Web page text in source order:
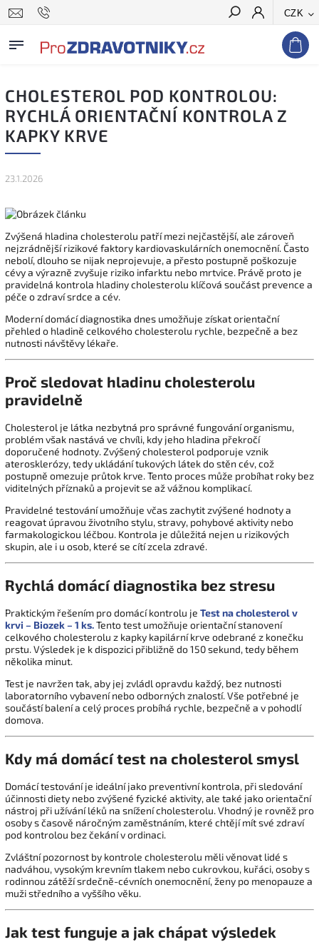
CZK
Hledat
CHOLESTEROL POD KONTROLOU:
RYCHLÁ ORIENTAČNÍ KONTROLA Z
KAPKY KRVE
23.1.2026
Zvýšená hladina cholesterolu patří mezi nejčastější, ale zároveň
nejzrádnější rizikové faktory kardiovaskulárních onemocnění. Často
nebolí, dlouho se nijak neprojevuje, a přesto postupně poškozuje
cévy a výrazně zvyšuje riziko infarktu nebo mrtvice. Právě proto je
pravidelná kontrola hladiny cholesterolu klíčová součást prevence a
péče o zdraví srdce a cév.
Moderní domácí diagnostika dnes umožňuje získat orientační
přehled o hladině celkového cholesterolu rychle, bezpečně a bez
nutnosti návštěvy lékaře.
Proč sledovat hladinu cholesterolu
pravidelně
Cholesterol je látka nezbytná pro správné fungování organismu,
problém však nastává ve chvíli, kdy jeho hladina překročí
doporučené hodnoty. Zvýšený cholesterol podporuje vznik
aterosklerózy, tedy ukládání tukových látek do stěn cév, což
postupně omezuje průtok krve. Tento proces může probíhat roky bez
viditelných příznaků a projevit se až vážnou komplikací.
Pravidelné testování umožňuje včas zachytit zvýšené hodnoty a
reagovat úpravou životního stylu, stravy, pohybové aktivity nebo
farmakologickou léčbou. Kontrola je důležitá nejen u rizikových
skupin, ale i u osob, které se cítí zcela zdravé.
Rychlá domácí diagnostika bez stresu
Praktickým řešením pro domácí kontrolu je Test na cholesterol v
krvi – Biozek – 1 ks.Tento test umožňuje orientační stanovení
celkového cholesterolu z kapky kapilární krve odebrané z konečku
prstu. Výsledek je k dispozici přibližně do 150 sekund, tedy během
několika minut.
Test je navržen tak, aby jej zvládl opravdu každý, bez nutnosti
laboratorního vybavení nebo odborných znalostí. Vše potřebné je
součástí balení a celý proces probíhá rychle, bezpečně a v pohodlí
domova.
Kdy má domácí test na cholesterol smysl
Domácí testování je ideální jako preventivní kontrola, při sledování
účinnosti diety nebo zvýšené fyzické aktivity, ale také jako orientační
nástroj při užívání léků na snížení cholesterolu. Vhodný je rovněž pro
osoby s časově náročným zaměstnáním, které chtějí mít své zdraví
pod kontrolou bez čekání v ordinaci.
Zvláštní pozornost by kontrole cholesterolu měli věnovat lidé s
nadváhou, vysokým krevním tlakem nebo cukrovkou, kuřáci, osoby s
rodinnou zátěží srdečně-cévních onemocnění, ženy po menopauze a
muži středního a vyššího věku.
Jak test funguje a jak chápat výsledek